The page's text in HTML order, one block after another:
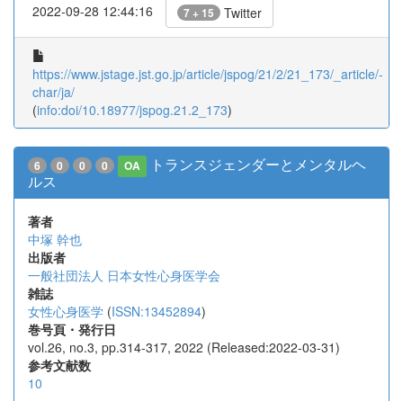
2022-09-28 12:44:16 7 + 15 Twitter
https://www.jstage.jst.go.jp/article/jspog/21/2/21_173/_article/-
char/ja/
(info:doi/10.18977/jspog.21.2_173)
6 0 0 0 OA
トランスジェンダーとメンタルヘ
ルス
著者
中塚 幹也
出版者
一般社団法人 日本女性心身医学会
雑誌
女性心身医学 (ISSN:13452894)
巻号頁・発行日
vol.26, no.3, pp.314-317, 2022 (Released:2022-03-31)
参考文献数
10